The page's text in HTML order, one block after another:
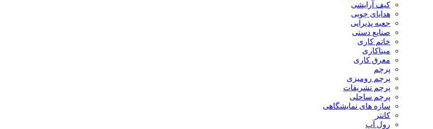
کیف آرایشی
هدایای چوبی
جعبه پذیرایی
صنایع دستی
خاتم کاری
میناکاری
معرق کاری
پرچم
پرچم رومیزی
پرچم تشریفات
پرچم ساحلی
سازه های نمایشگاهی
کانتر
رول آپ